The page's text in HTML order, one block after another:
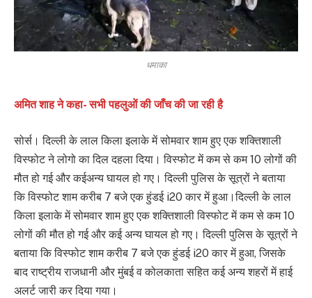
धमाका
अमित शाह ने कहा- सभी पहलुओं की जाँच की जा रही है
सोर्स। दिल्ली के लाल किला इलाके में सोमवार शाम हुए एक शक्तिशाली
विस्फोट ने लोगो का दिल दहला दिया। विस्फोट में कम से कम 10 लोगों की
मौत हो गई और कईअन्य घायल हो गए। दिल्ली पुलिस के सूत्रों ने बताया
कि विस्फोट शाम करीब 7 बजे एक हुंडई i20 कार में हुआ।दिल्ली के लाल
किला इलाके में सोमवार शाम हुए एक शक्तिशाली विस्फोट में कम से कम 10
लोगों की मौत हो गई और कई अन्य घायल हो गए। दिल्ली पुलिस के सूत्रों ने
बताया कि विस्फोट शाम करीब 7 बजे एक हुंडई i20 कार में हुआ, जिसके
बाद राष्ट्रीय राजधानी और मुंबई व कोलकाता सहित कई अन्य शहरों में हाई
अलर्ट जारी कर दिया गया।